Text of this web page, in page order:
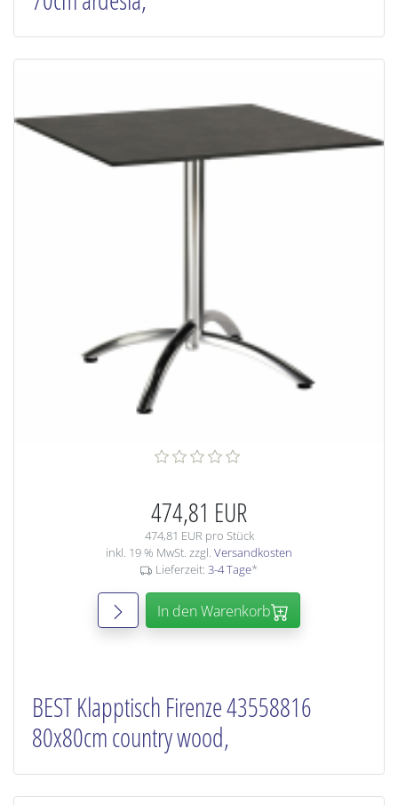
474,81 EUR
474,81 EUR pro Stück
inkl. 19 % MwSt. zzgl. Versandkosten
Lieferzeit: 3-4 Tage*
In den Warenkorb
BEST Klapptisch Firenze 43558816
80x80cm country wood,